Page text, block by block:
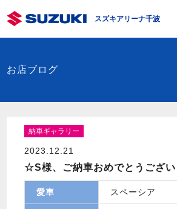
スズキアリーナ千波
お店ブログ
納車ギャラリー
2023.12.21
☆S様、ご納車おめでとうござ
愛車 スペーシア